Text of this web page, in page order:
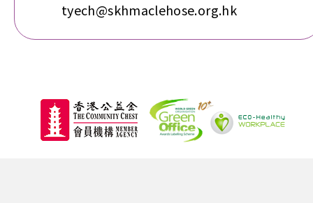
tyech@skhmaclehose.org.hk